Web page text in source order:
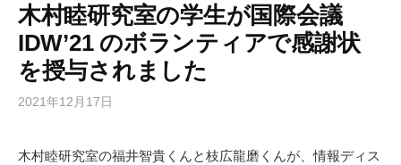
木村睦研究室の学生が国際会議
IDW’21 のボランティアで感謝状
を授与されました
2021年12月17日
木村睦研究室の福井智貴くんと枝広龍磨くんが、情報ディス